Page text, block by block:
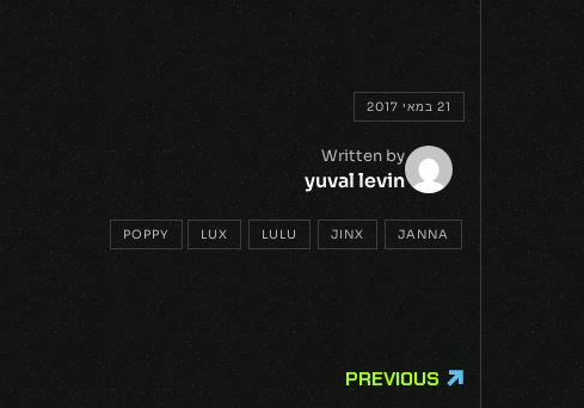
21 במאי 2017
Written by
yuval levin
JANNA
JINX
LULU
LUX
POPPY
PREVIOUS